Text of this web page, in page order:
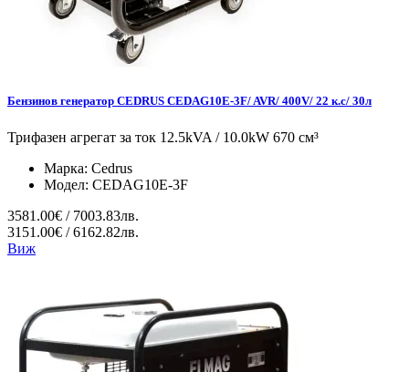
Бензинов генератор CEDRUS CEDAG10E-3F/ AVR/ 400V/ 22 к.с/ 30л
Трифазен агрегат за ток 12.5kVA / 10.0kW 670 см³
Марка: Cedrus
Модел: CEDAG10E-3F
3581.00€ / 7003.83лв.
3151.00€ / 6162.82лв.
Виж